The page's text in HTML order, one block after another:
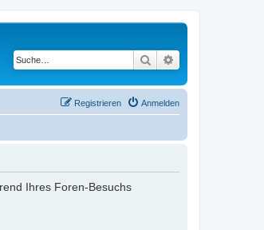
Suche
Anmelden
Registrieren
Ihres Foren-Besuchs